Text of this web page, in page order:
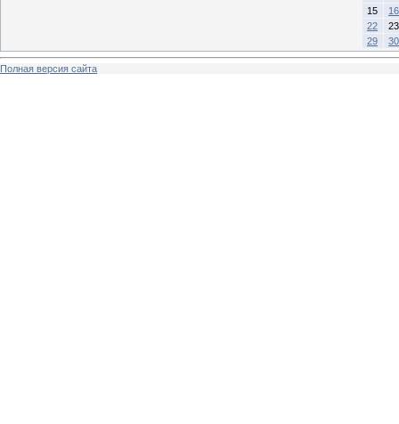
15
16
22
23
29
30
Полная версия сайта